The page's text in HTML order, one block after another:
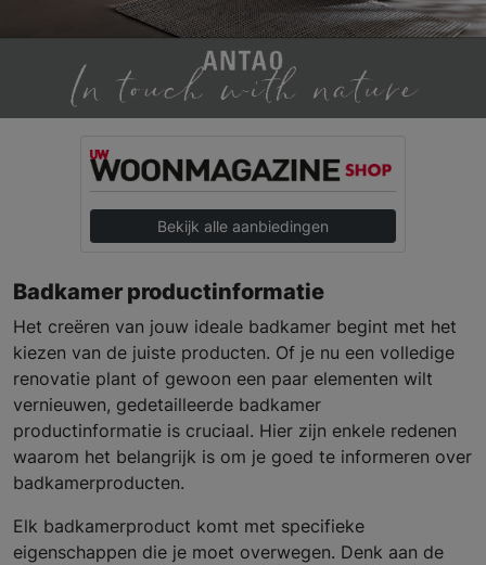
Bekijk alle aanbiedingen
Badkamer productinformatie
Het creëren van jouw ideale badkamer begint met het
kiezen van de juiste producten. Of je nu een volledige
renovatie plant of gewoon een paar elementen wilt
vernieuwen, gedetailleerde badkamer
productinformatie is cruciaal. Hier zijn enkele redenen
waarom het belangrijk is om je goed te informeren over
badkamerproducten.
Elk badkamerproduct komt met specifieke
eigenschappen die je moet overwegen. Denk aan de